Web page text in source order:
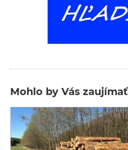
Mohlo by Vás zaujímať